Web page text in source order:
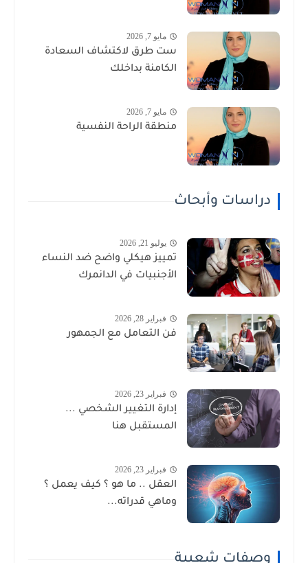
مايو 7, 2026
ست طرق لاكتشاف السعادة
الكامنة بداخلك
مايو 7, 2026
منطقة الراحة النفسية
دراسات وأبحاث
يوليو 21, 2026
تمييز هيكلي واضح ضد النساء
الأجنبيات في الدانمرك
فبراير 28, 2026
فن التعامل مع الجمهور
فبراير 23, 2026
إدارة التغيير الشخصي ...
المستقبل هنا
فبراير 23, 2026
العقل .. ما هو ؟ كيف يعمل ؟
وماهي قدراته...
وصفات شعبية